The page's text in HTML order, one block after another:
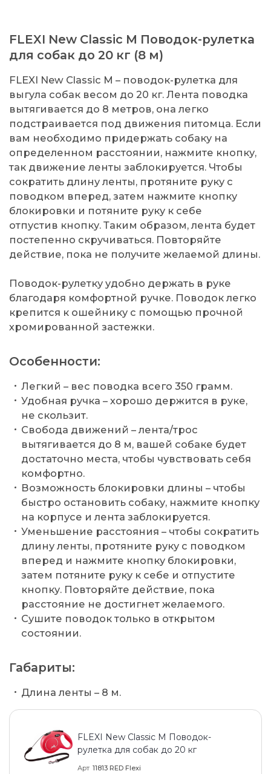
FLEXI New Classic M Поводок-рулетка
для собак до 20 кг (8 м)
FLEXI New Classic M – поводок-рулетка для
выгула собак весом до 20 кг. Лента поводка
вытягивается до 8 метров, она легко
подстраивается под движения питомца. Если
вам необходимо придержать собаку на
определенном расстоянии, нажмите кнопку,
так движение ленты заблокируется. Чтобы
сократить длину ленты, протяните руку с
поводком вперед, затем нажмите кнопку
блокировки и потяните руку к себе
отпустив кнопку. Таким образом, лента будет
постепенно скручиваться. Повторяйте
действие, пока не получите желаемой длины.
Поводок-рулетку удобно держать в руке
благодаря комфортной ручке. Поводок легко
крепится к ошейнику с помощью прочной
хромированной застежки.
Особенности:
Легкий – вес поводка всего 350 грамм.
Удобная ручка – хорошо держится в руке,
не скользит.
Свобода движений – лента/трос
вытягивается до 8 м, вашей собаке будет
достаточно места, чтобы чувствовать себя
комфортно.
Возможность блокировки длины – чтобы
быстро остановить собаку, нажмите кнопку
на корпусе и лента заблокируется.
Уменьшение расстояния – чтобы сократить
длину ленты, протяните руку с поводком
вперед и нажмите кнопку блокировки,
затем потяните руку к себе и отпустите
кнопку. Повторяйте действие, пока
расстояние не достигнет желаемого.
Сушите поводок только в открытом
состоянии.
Габариты:
Длина ленты – 8 м.
FLEXI New Classic M Поводок-
рулетка для собак до 20 кг
Арт 11813 RED Flexi